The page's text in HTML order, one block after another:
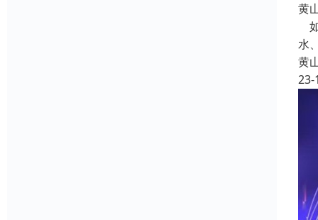
黄
水
黄
23-